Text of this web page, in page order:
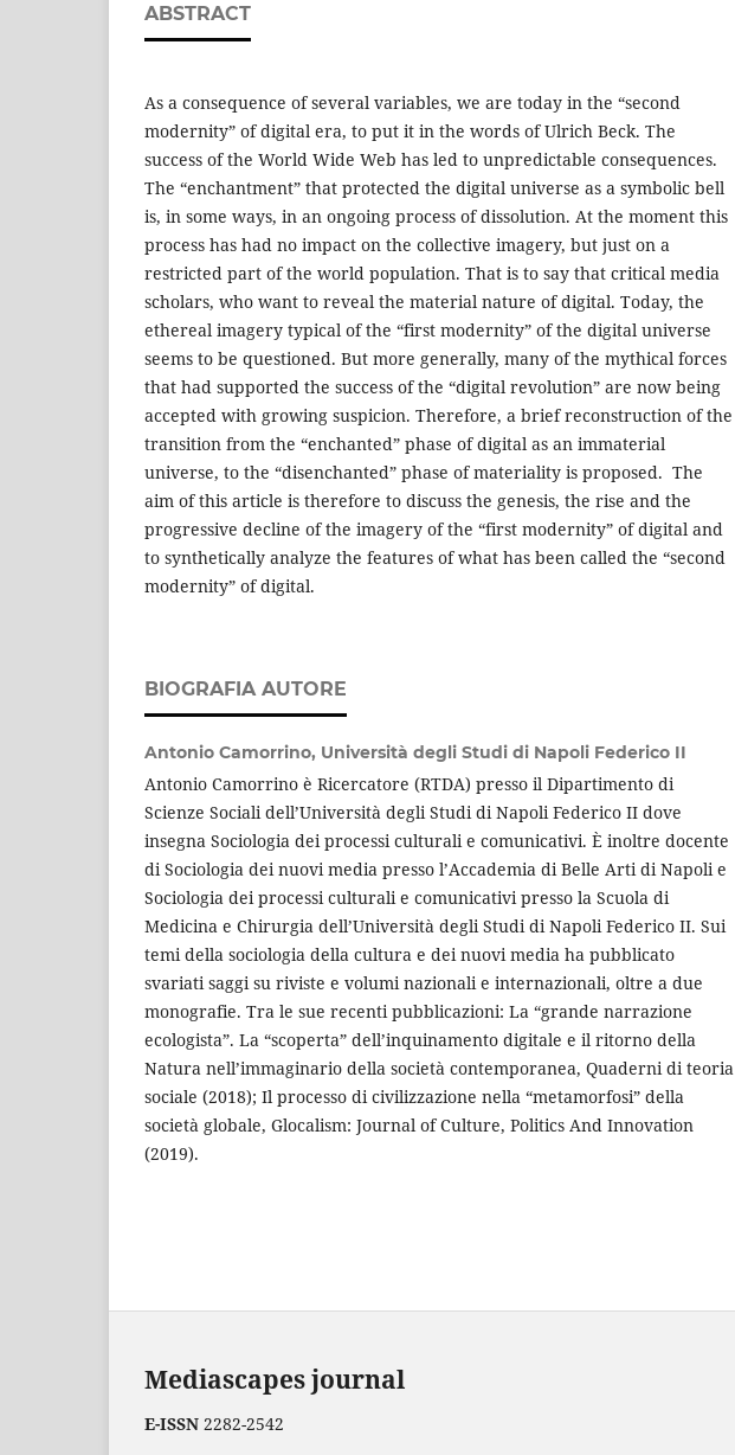
ABSTRACT
As a consequence of several variables, we are today in the “second
modernity” of digital era, to put it in the words of Ulrich Beck. The
success of the World Wide Web has led to unpredictable consequences.
The “enchantment” that protected the digital universe as a symbolic bell
is, in some ways, in an ongoing process of dissolution. At the moment this
process has had no impact on the collective imagery, but just on a
restricted part of the world population. That is to say that critical media
scholars, who want to reveal the material nature of digital. Today, the
ethereal imagery typical of the “first modernity” of the digital universe
seems to be questioned. But more generally, many of the mythical forces
that had supported the success of the “digital revolution” are now being
accepted with growing suspicion. Therefore, a brief reconstruction of the
transition from the “enchanted” phase of digital as an immaterial
universe, to the “disenchanted” phase of materiality is proposed. The
aim of this article is therefore to discuss the genesis, the rise and the
progressive decline of the imagery of the “first modernity” of digital and
to synthetically analyze the features of what has been called the “second
modernity” of digital.
BIOGRAFIA AUTORE
Antonio Camorrino, Università degli Studi di Napoli Federico II
Antonio Camorrino è Ricercatore (RTDA) presso il Dipartimento di
Scienze Sociali dell’Università degli Studi di Napoli Federico II dove
insegna Sociologia dei processi culturali e comunicativi. È inoltre docente
di Sociologia dei nuovi media presso l’Accademia di Belle Arti di Napoli e
Sociologia dei processi culturali e comunicativi presso la Scuola di
Medicina e Chirurgia dell’Università degli Studi di Napoli Federico II. Sui
temi della sociologia della cultura e dei nuovi media ha pubblicato
svariati saggi su riviste e volumi nazionali e internazionali, oltre a due
monografie. Tra le sue recenti pubblicazioni: La “grande narrazione
ecologista”. La “scoperta” dell’inquinamento digitale e il ritorno della
Natura nell’immaginario della società contemporanea, Quaderni di teoria
sociale (2018); Il processo di civilizzazione nella “metamorfosi” della
società globale, Glocalism: Journal of Culture, Politics And Innovation
(2019).
Mediascapes journal
E-ISSN 2282-2542